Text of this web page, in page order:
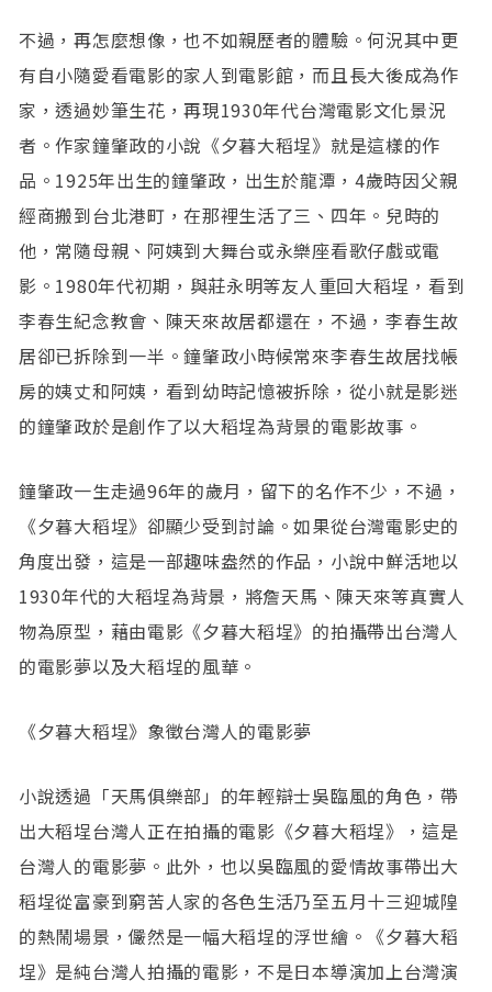
不過，再怎麼想像，也不如親歷者的體驗。何況其中更
有自小隨愛看電影的家人到電影館，而且長大後成為作
家，透過妙筆生花，再現1930年代台灣電影文化景況
者。作家鐘肇政的小說《夕暮大稻埕》就是這樣的作
品。1925年出生的鐘肇政，出生於龍潭，4歲時因父親
經商搬到台北港町，在那裡生活了三、四年。兒時的
他，常隨母親、阿姨到大舞台或永樂座看歌仔戲或電
影。1980年代初期，與莊永明等友人重回大稻埕，看到
李春生紀念教會、陳天來故居都還在，不過，李春生故
居卻已拆除到一半。鐘肇政小時候常來李春生故居找帳
房的姨丈和阿姨，看到幼時記憶被拆除，從小就是影迷
的鐘肇政於是創作了以大稻埕為背景的電影故事。
鐘肇政一生走過96年的歲月，留下的名作不少，不過，
《夕暮大稻埕》卻顯少受到討論。如果從台灣電影史的
角度出發，這是一部趣味盎然的作品，小說中鮮活地以
1930年代的大稻埕為背景，將詹天馬、陳天來等真實人
物為原型，藉由電影《夕暮大稻埕》的拍攝帶出台灣人
的電影夢以及大稻埕的風華。
《夕暮大稻埕》象徵台灣人的電影夢
小說透過「天馬俱樂部」的年輕辯士吳臨風的角色，帶
出大稻埕台灣人正在拍攝的電影《夕暮大稻埕》，這是
台灣人的電影夢。此外，也以吳臨風的愛情故事帶出大
稻埕從富豪到窮苦人家的各色生活乃至五月十三迎城隍
的熱鬧場景，儼然是一幅大稻埕的浮世繪。《夕暮大稻
埕》是純台灣人拍攝的電影，不是日本導演加上台灣演